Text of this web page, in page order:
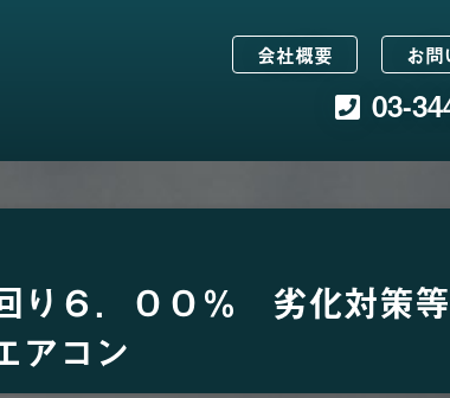
会社概要 お問
03-
り６．００％ 劣化対策
コン